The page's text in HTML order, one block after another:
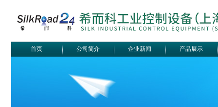
首页 公司简介 企业新闻 产品展示